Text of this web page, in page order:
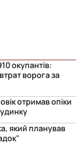
окупантів:
ворога за
отримав опіки
який планував